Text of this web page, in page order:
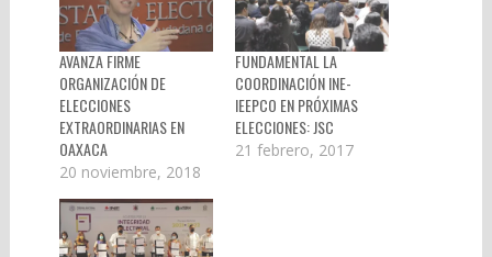
AVANZA FIRME
ORGANIZACIÓN DE
ELECCIONES
EXTRAORDINARIAS EN
OAXACA
20 noviembre, 2018
FUNDAMENTAL LA
COORDINACIÓN INE-
IEEPCO EN PRÓXIMAS
ELECCIONES: JSC
21 febrero, 2017